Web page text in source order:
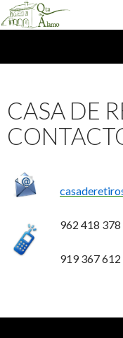
CONTEÚDO
CASA DE
962 418
919 367